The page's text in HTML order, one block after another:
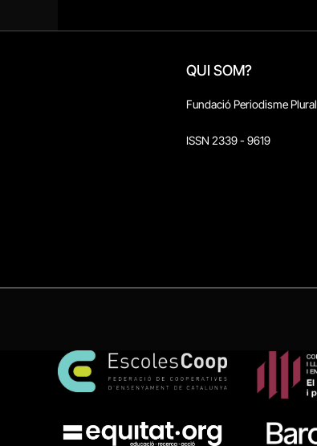
QUI SOM?
Fundació Periodisme Plural
ISSN 2339 - 9619